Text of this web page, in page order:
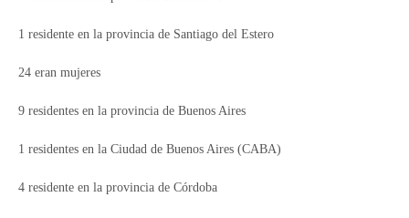
1 residente en la provincia de Santiago del Estero
24 eran mujeres
9 residentes en la provincia de Buenos Aires
1 residentes en la Ciudad de Buenos Aires (CABA)
4 residente en la provincia de Córdoba